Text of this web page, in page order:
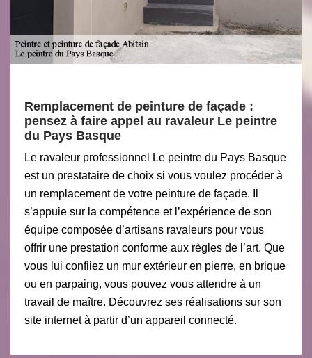
Remplacement de peinture de façade :
pensez à faire appel au ravaleur Le peintre
du Pays Basque
Le ravaleur professionnel Le peintre du Pays Basque
est un prestataire de choix si vous voulez procéder à
un remplacement de votre peinture de façade. Il
s’appuie sur la compétence et l’expérience de son
équipe composée d’artisans ravaleurs pour vous
offrir une prestation conforme aux règles de l’art. Que
vous lui confiiez un mur extérieur en pierre, en brique
ou en parpaing, vous pouvez vous attendre à un
travail de maître. Découvrez ses réalisations sur son
site internet à partir d’un appareil connecté.